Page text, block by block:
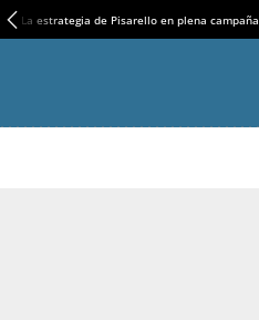
La estrategia de Pisarello en plena campaña